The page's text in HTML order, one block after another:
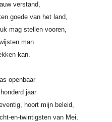
verstand,
goede van het land,
mag stellen vooren,
man
kan.
openbaar
jaar
hoort mijn beleid,
en-twintigsten van Mei,